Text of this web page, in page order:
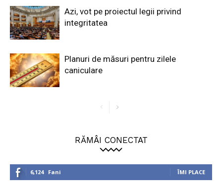
Azi, vot pe proiectul legii privind
integritatea
Planuri de măsuri pentru zilele
caniculare
RĂMÂI CONECTAT
6,124 Fani ÎMI PLACE